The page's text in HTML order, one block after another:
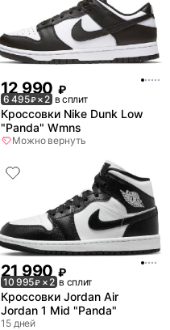
12 990 ₽
6 495₽× 2 в сплит
Кроссовки Nike Dunk Low
"Panda" Wmns
Можно вернуть
21 990 ₽
10 995₽ × 2 в сплит
Кроссовки Jordan Air
Jordan 1 Mid "Panda"
15 дней